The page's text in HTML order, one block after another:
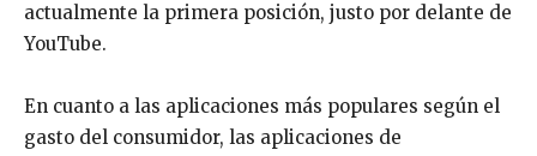
actualmente la primera posición, justo por delante de
YouTube.
En cuanto a las aplicaciones más populares según el
gasto del consumidor, las aplicaciones de